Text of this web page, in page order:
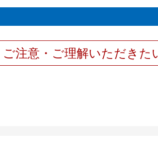
注意・ご理解いただきた